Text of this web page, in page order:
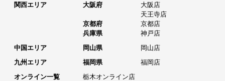
関西エリア
大阪府
大阪店
天王寺店
京都府
京都店
兵庫県
神戸店
中国エリア
岡山県
岡山店
九州エリア
福岡県
福岡店
オンライン一覧
栃木オンライン店